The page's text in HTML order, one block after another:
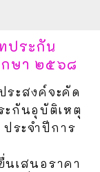
ประกัน
กษา ๒๕๖๘
ะสงค์จะคัด
กันอุบัติเหตุ
ระจำปีการ
เสนอราคา